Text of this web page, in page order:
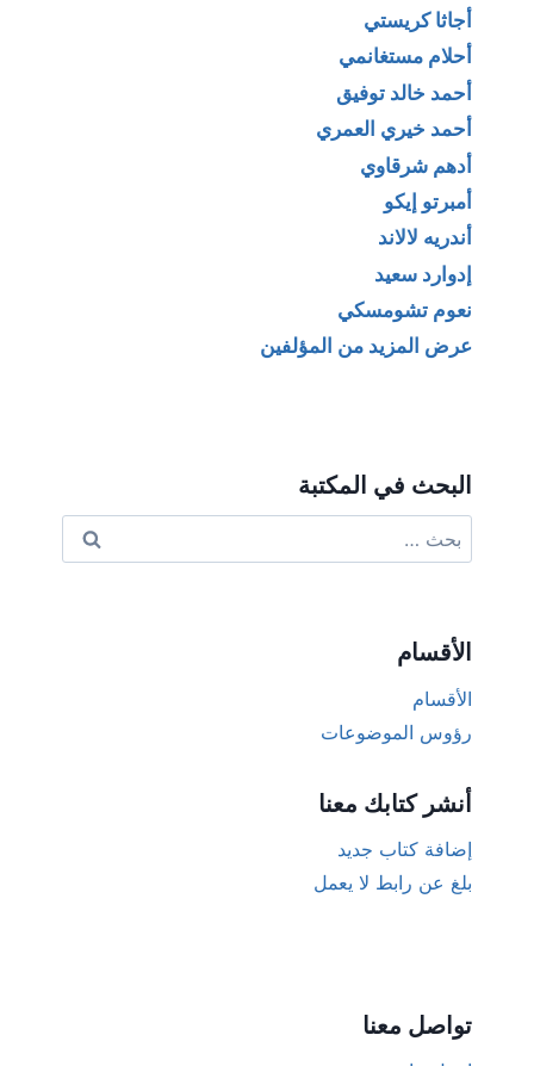
أجاثا كريستي
أحلام مستغانمي
أحمد خالد توفيق
أحمد خيري العمري
أدهم شرقاوي
أمبرتو إيكو
أندريه لالاند
إدوارد سعيد
نعوم تشومسكي
عرض المزيد من المؤلفين
البحث في المكتبة
عن:
الأقسام
الأقسام
رؤوس الموضوعات
أنشر كتابك معنا
إضافة كتاب جديد
بلغ عن رابط لا يعمل
تواصل معنا